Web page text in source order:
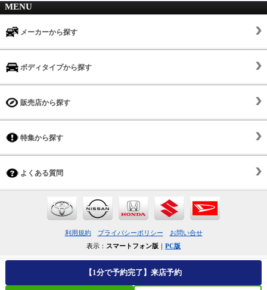
【1分で予約完了】来店予約
MENU
メーカーから探す
ボディタイプから探す
販売店から探す
特集から探す
よくある質問
利用規約 プライバシーポリシー
お問い合せ
表示： スマートフォン版 PC版